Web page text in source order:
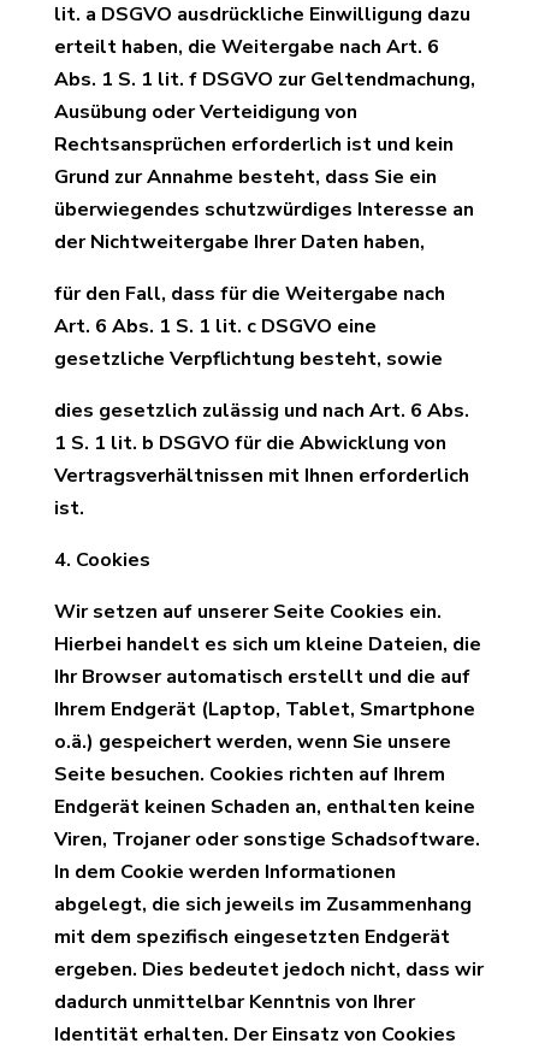
lit. a DSGVO ausdrückliche Einwilligung dazu
erteilt haben, die Weitergabe nach Art. 6
Abs. 1 S. 1 lit. f DSGVO zur Geltendmachung,
Ausübung oder Verteidigung von
Rechtsansprüchen erforderlich ist und kein
Grund zur Annahme besteht, dass Sie ein
überwiegendes schutzwürdiges Interesse an
der Nichtweitergabe Ihrer Daten haben,
für den Fall, dass für die Weitergabe nach
Art. 6 Abs. 1 S. 1 lit. c DSGVO eine
gesetzliche Verpflichtung besteht, sowie
dies gesetzlich zulässig und nach Art. 6 Abs.
1 S. 1 lit. b DSGVO für die Abwicklung von
Vertragsverhältnissen mit Ihnen erforderlich
ist.
4. Cookies
Wir setzen auf unserer Seite Cookies ein.
Hierbei handelt es sich um kleine Dateien, die
Ihr Browser automatisch erstellt und die auf
Ihrem Endgerät (Laptop, Tablet, Smartphone
o.ä.) gespeichert werden, wenn Sie unsere
Seite besuchen. Cookies richten auf Ihrem
Endgerät keinen Schaden an, enthalten keine
Viren, Trojaner oder sonstige Schadsoftware.
In dem Cookie werden Informationen
abgelegt, die sich jeweils im Zusammenhang
mit dem spezifisch eingesetzten Endgerät
ergeben. Dies bedeutet jedoch nicht, dass wir
dadurch unmittelbar Kenntnis von Ihrer
Identität erhalten. Der Einsatz von Cookies